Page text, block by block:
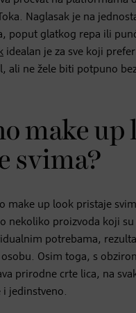
Naglasak je na
poput glatkog repa ili
idealan je za sve koji
ali ne žele biti potpuno
make up
svima?
make up look pristaje
nekoliko proizvoda koji su
potrebama,
osobu. Osim toga, s
prirodne crte lica, na
i jedinstveno.